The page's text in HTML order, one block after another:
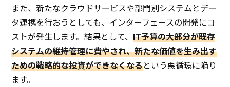
また、新たなクラウドサービスや部門別システムとデー
タ連携を行おうとしても、インターフェースの開発にコ
ストが発生します。結果として、IT予算の大部分が既存
システムの維持管理に費やされ、新たな価値を生み出す
ための戦略的な投資ができなくなるという悪循環に陥り
ます。